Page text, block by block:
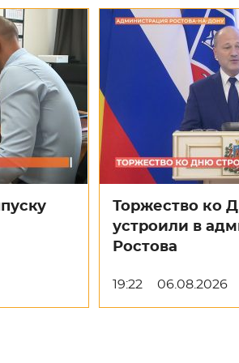
Торжество ко
устроили в
Ростова
19:22 06.08.2026